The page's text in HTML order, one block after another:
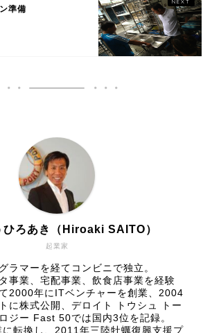
準備
起業家
ひろあき（Hiroaki SAITO）
ラマーを経てコンビニで独立。
事業、宅配事業、飲食店事業を経験
2000年にITベンチャーを創業、2004
に株式公開、 デロイト トウシュ トー
ジー Fast 50では国内3位を記録。
転換し、2011年三陸牡蠣復興支援プ